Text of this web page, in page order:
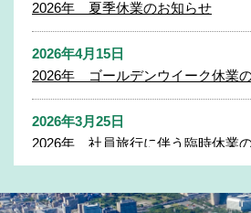
2026年 夏季休業のお知らせ
2026年4月15日
2026年 ゴールデンウイーク休業
2026年3月25日
2026年 社員旅行に伴う臨時休業